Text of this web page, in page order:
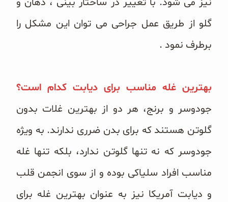
گلو از طریق عمل جراحی می توان این مشکل را
برطرف نمود .
بهترین غله مناسب برای دیابت کدام است؟
جودوسر و برنج، هر دو از بهترین غلات بدون
گلوتن هستند که برای بدن ضرری ندارند. به ویژه
جودوسر که نه تنها گلوتن ندارد، بلکه تنها غله
مناسب افراد سلیاکی بوده و از سوی انجمن قلب
و دیابت آمریکا نیز به عنوان بهترین غله برای